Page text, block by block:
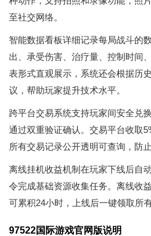
至社交网络。
智能数据看板详细记录每局战斗的
出、承受伤害、治疗量、控制时间
表形式直观展示，系统还会根据历
议，帮助玩家提升技术水平。
跨平台交易系统支持玩家间安全兑
通过双重验证确认。交易平台收取
所有交易记录公开透明可查询，防
离线挂机收益机制在玩家下线后自
令完成基础资源收集任务。离线收
可累积24小时，上线后一键领取所
97522国际游戏官网版说明